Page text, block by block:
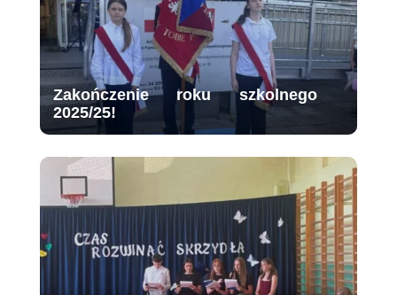
Zakończenie roku szkolnego
2025/25!